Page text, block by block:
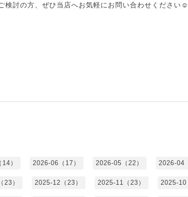
検討の方、ぜひ当店へお気軽にお問い合わせください☺️
） 2026-06（17） 2026-05（22） 2026-04
23） 2025-12（23） 2025-11（23） 2025-10